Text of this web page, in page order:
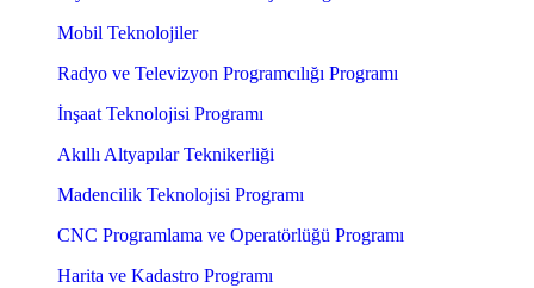
Mobil Teknolojiler
Radyo ve Televizyon Programcılığı Programı
İnşaat Teknolojisi Programı
Akıllı Altyapılar Teknikerliği
Madencilik Teknolojisi Programı
CNC Programlama ve Operatörlüğü Programı
Harita ve Kadastro Programı